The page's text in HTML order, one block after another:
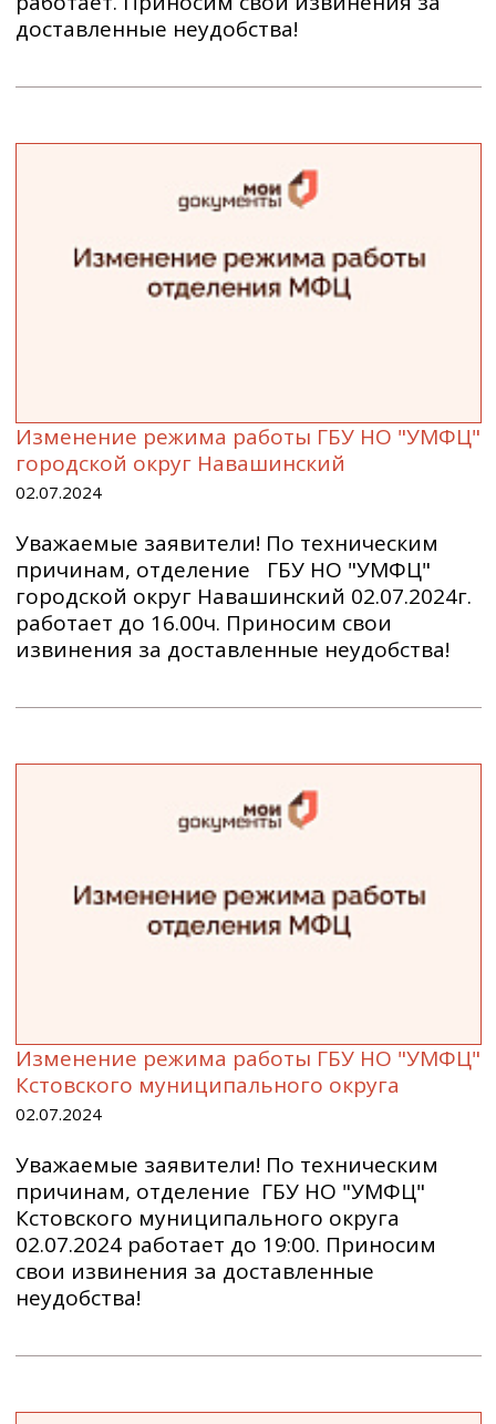
доставленные неудобства!
Изменение режима работы ГБУ НО "УМФЦ"
городской округ Навашинский
02.07.2024
Уважаемые заявители! По техническим
причинам, отделение ГБУ НО "УМФЦ"
городской округ Навашинский 02.07.2024г.
работает до 16.00ч. Приносим свои
извинения за доставленные неудобства!
Изменение режима работы ГБУ НО "УМФЦ"
Кстовского муниципального округа
02.07.2024
Уважаемые заявители! По техническим
причинам, отделение ГБУ НО "УМФЦ"
Кстовского муниципального округа
02.07.2024 работает до 19:00. Приносим
свои извинения за доставленные
неудобства!